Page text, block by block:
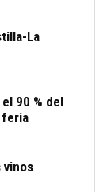
La
90 % del
feria
vinos